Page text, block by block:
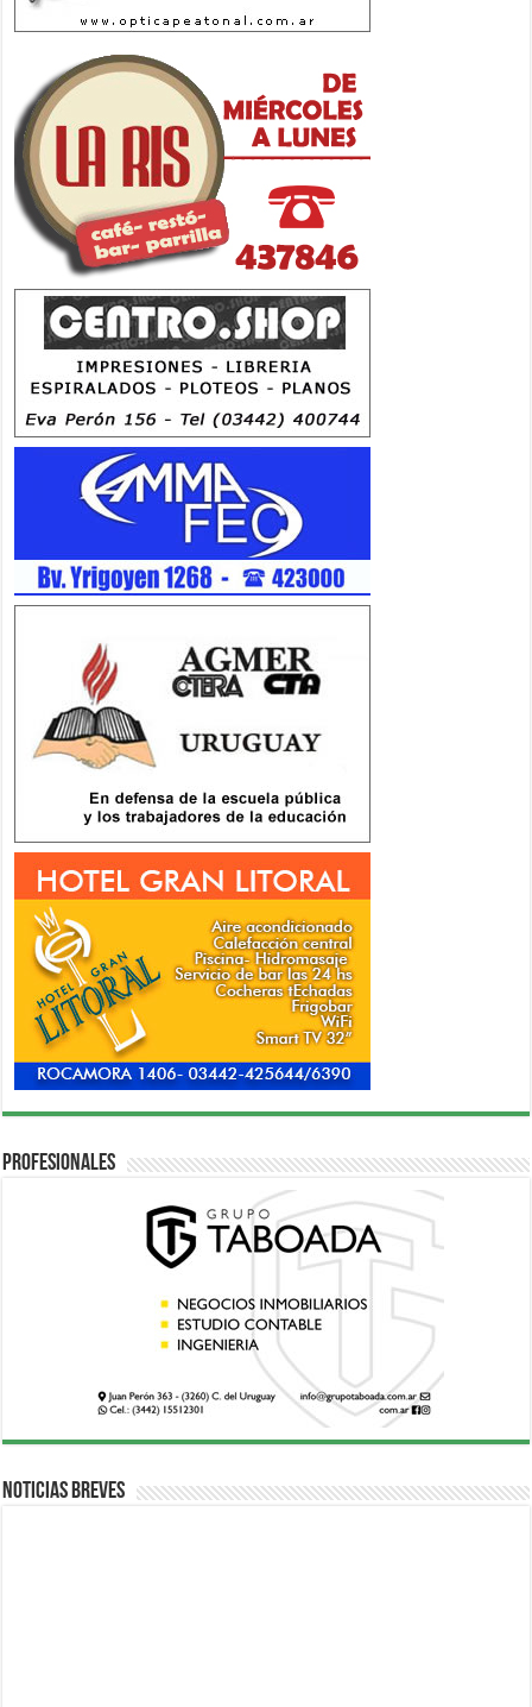
Profesionales
Noticias breves